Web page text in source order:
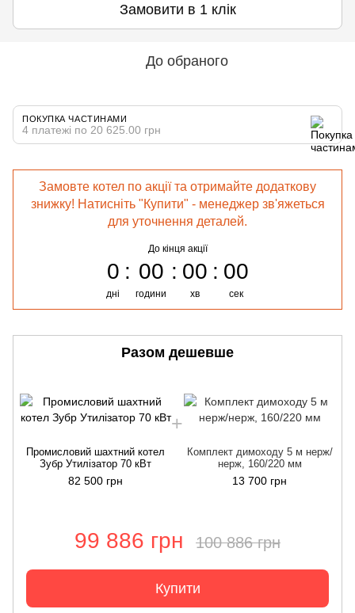
Замовити в 1 клік
До обраного
ПОКУПКА ЧАСТИНАМИ
4 платежі по 20 625.00 грн
Замовте котел по акції та отримайте додаткову
знижку! Натисніть "Купити" - менеджер зв'яжеться
для уточнення деталей.
До кінця акції
0
дні
00
години
00
хв
00
сек
Разом дешевше
Промисловий шахтний котел
Зубр Утилізатор 70 кВт
82 500 грн
Комплект димоходу 5 м нерж/
нерж, 160/220 мм
13 700 грн
99 886 грн 100 886 грн
Купити